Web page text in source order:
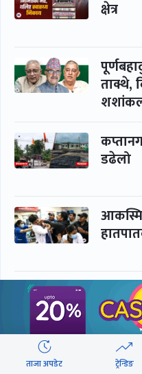
क्षेत्र
ताक्थे,
डढेलो
नपढी
ताजा अपडेट ट्रेन्डिङ